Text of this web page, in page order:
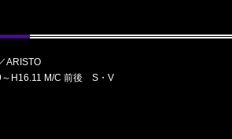
ARISTO
～H16.11 M/C 前後 S・V